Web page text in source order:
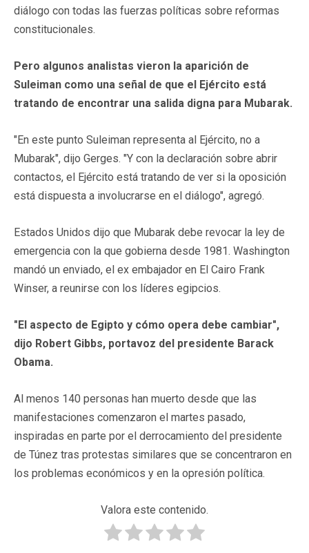
diálogo con todas las fuerzas políticas sobre reformas
constitucionales.
Pero algunos analistas vieron la aparición de
Suleiman como una señal de que el Ejército está
tratando de encontrar una salida digna para Mubarak.
"En este punto Suleiman representa al Ejército, no a
Mubarak", dijo Gerges. "Y con la declaración sobre abrir
contactos, el Ejército está tratando de ver si la oposición
está dispuesta a involucrarse en el diálogo", agregó.
Estados Unidos dijo que Mubarak debe revocar la ley de
emergencia con la que gobierna desde 1981. Washington
mandó un enviado, el ex embajador en El Cairo Frank
Winser, a reunirse con los líderes egipcios.
"El aspecto de Egipto y cómo opera debe cambiar",
dijo Robert Gibbs, portavoz del presidente Barack
Obama.
Al menos 140 personas han muerto desde que las
manifestaciones comenzaron el martes pasado,
inspiradas en parte por el derrocamiento del presidente
de Túnez tras protestas similares que se concentraron en
los problemas económicos y en la opresión política.
Valora este contenido.